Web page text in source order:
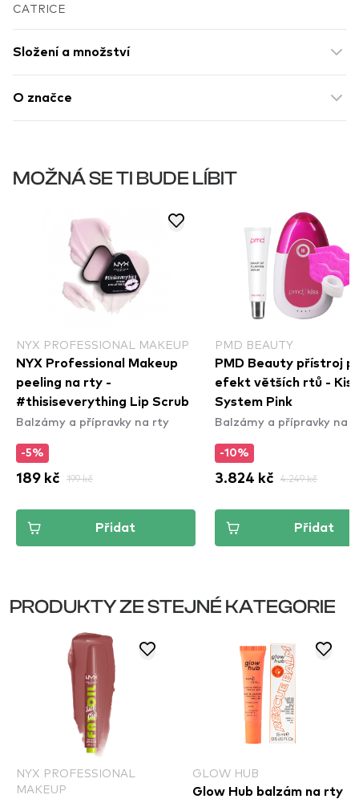
CATRICE
Složení a množství
O značce
MOŽNÁ SE TI BUDE LÍBIT
NYX PROFESSIONAL MAKEUP
NYX Professional Makeup
peeling na rty -
#thisiseverything Lip Scrub
Balzámy a přípravky na rty
-5%
189 kč 199 kč
Přidat
PMD BEAUTY
PMD Beauty přístroj
efekt větších rtů - Kiss
System Pink
Balzámy a přípravky na
-10%
3.824 kč 4.249 kč
Přidat
PRODUKTY ZE STEJNÉ KATEGORIE
NYX PROFESSIONAL
MAKEUP
GLOW HUB
Glow Hub balzám na rty